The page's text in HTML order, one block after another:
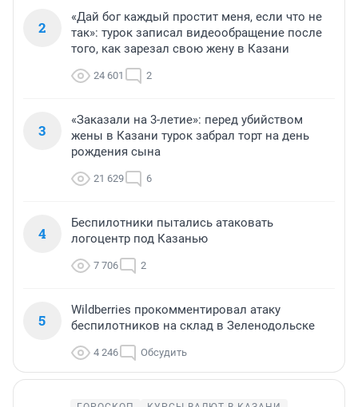
2
«Дай бог каждый простит меня, если что не
так»: турок записал видеообращение после
того, как зарезал свою жену в Казани
24 601 2
3
«Заказали на 3-летие»: перед убийством
жены в Казани турок забрал торт на день
рождения сына
21 629 6
4
Беспилотники пытались атаковать
логоцентр под Казанью
7 706 2
5
Wildberries прокомментировал атаку
беспилотников на склад в Зеленодольске
4 246 Обсудить